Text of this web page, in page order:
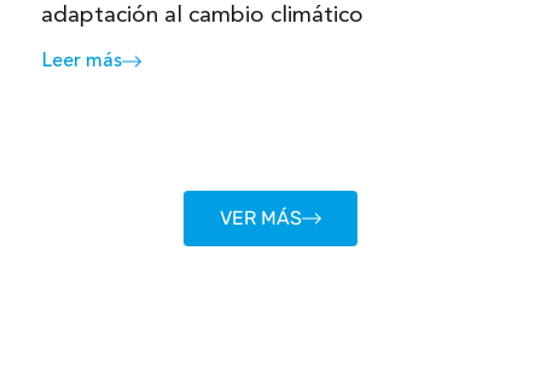
adaptación al cambio climático
Leer más
VER MÁS